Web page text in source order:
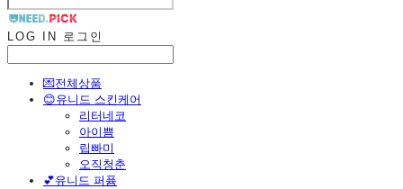
LOG IN 로그인
💌전체상품
😊유니드 스킨케어
리터네코
아이쁨
립빠미
오직청춘
💕유니드 퍼퓸